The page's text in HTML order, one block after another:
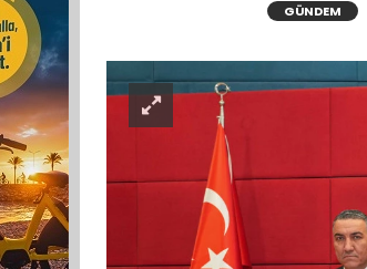
GÜNDEM